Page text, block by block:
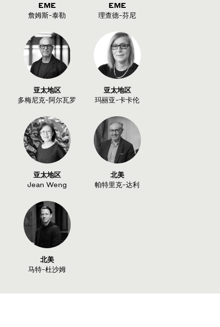
EME
詹姆斯-泰勒
EME
理查德-芬尼
亚太地区
多梅尼克-阿尔瓦罗
亚太地区
玛丽亚-卡卡伦
亚太地区
Jean Weng
北美
帕特里克-达利
北美
马特-杜沙姆